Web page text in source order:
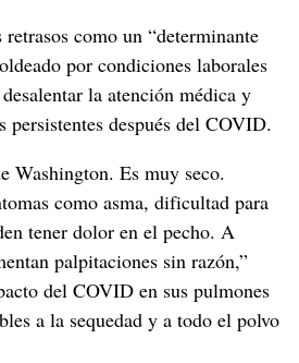
como un “determinante
por condiciones laborales
la atención médica y
persistentes después del COVID.
Washington. Es muy seco.
como asma, dificultad para
tener dolor en el pecho. A
palpitaciones sin razón,”
del COVID en sus pulmones
a la sequedad y a todo el polvo